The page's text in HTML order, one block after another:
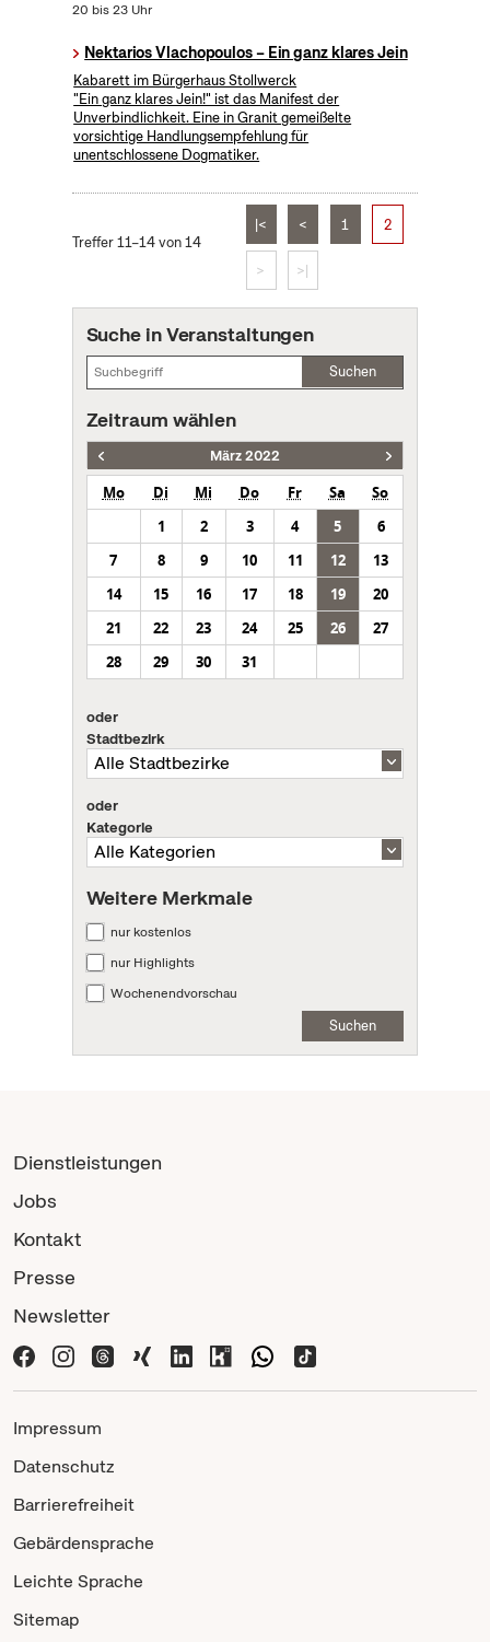
20 bis 23 Uhr
Nektarios Vlachopoulos – Ein ganz klares Jein
Kabarett im Bürgerhaus Stollwerck
"Ein ganz klares Jein!" ist das Manifest der
Unverbindlichkeit. Eine in Granit gemeißelte
vorsichtige Handlungsempfehlung für
unentschlossene Dogmatiker.
Treffer 11–14 von 14
|< < 1 2
> >|
Suche in Veranstaltungen
Suchen
Zeitraum wählen
März 2022
Mo Di Mi Do Fr Sa
So
1
2 3 4 5
6
7
8 9 10 11 12
13
14
15 16 17 18 19
20
21
22 23 24 25 26
27
28
29 30 31
oder
Stadtbezirk
oder
Kategorie
Weitere Merkmale
nur kostenlos
nur Highlights
Wochenendvorschau
Suchen
Dienstleistungen
Jobs
Kontakt
Presse
Newsletter
Impressum
Datenschutz
Barrierefreiheit
Gebärdensprache
Leichte Sprache
Sitemap